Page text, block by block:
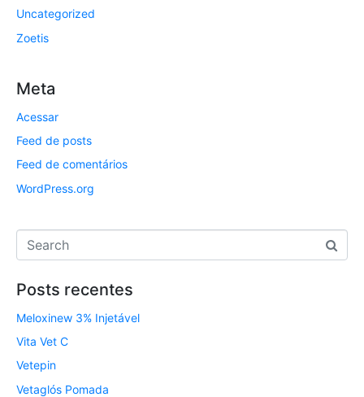
Uncategorized
Zoetis
Meta
Acessar
Feed de posts
Feed de comentários
WordPress.org
Posts recentes
Meloxinew 3% Injetável
Vita Vet C
Vetepin
Vetaglós Pomada